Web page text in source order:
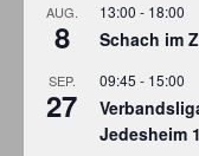
AUG.
8
13:00 - 18:00
Schach im
SEP.
27
09:45 - 15:00
Jedesheim 1